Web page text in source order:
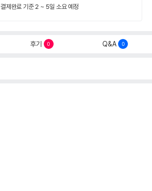
결제완료 기준 2 ~ 5일 소요 예정
후기 0 Q&A 0